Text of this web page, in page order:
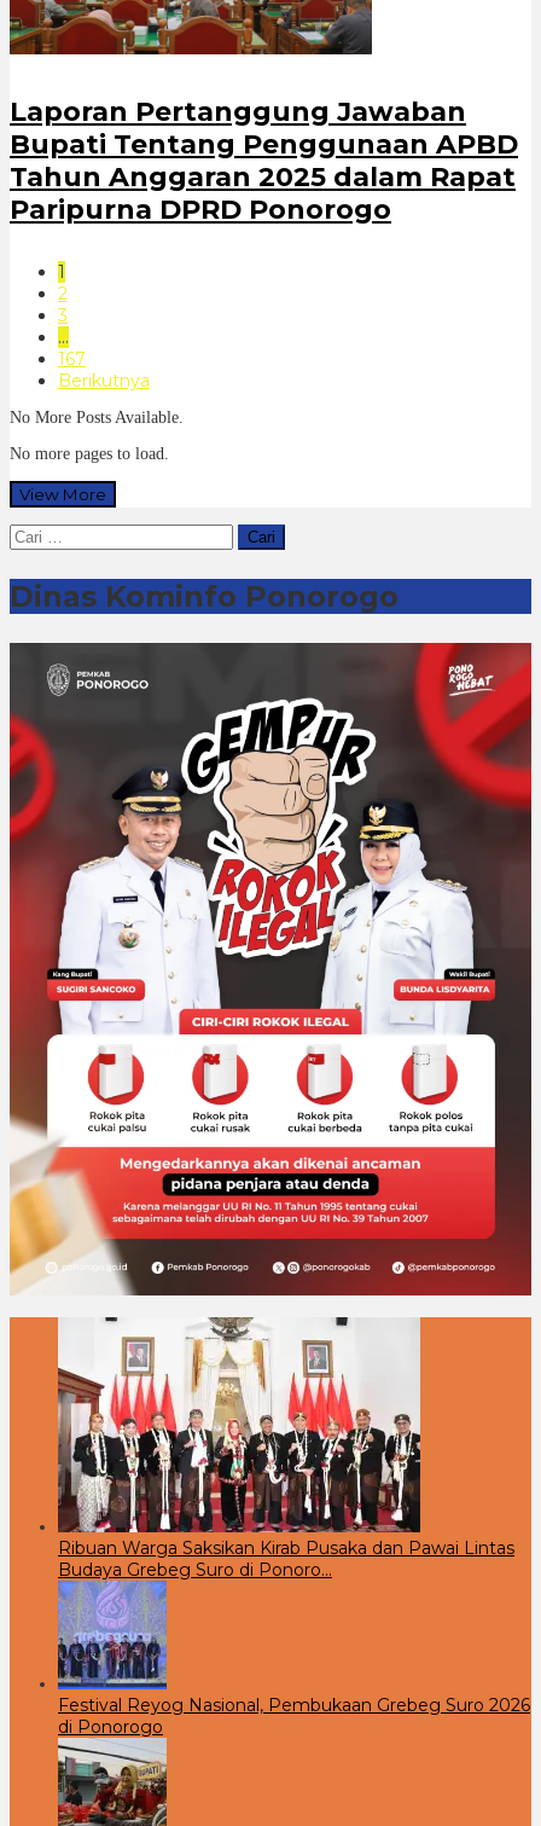
Laporan Pertanggung Jawaban
Bupati Tentang Penggunaan APBD
Tahun Anggaran 2025 dalam Rapat
Paripurna DPRD Ponorogo
1
2
3
…
167
Berikutnya
No More Posts Available.
No more pages to load.
View More
Cari
untuk:
Dinas Kominfo Ponorogo
Ribuan Warga Saksikan Kirab Pusaka dan Pawai Lintas
Budaya Grebeg Suro di Ponoro…
Festival Reyog Nasional, Pembukaan Grebeg Suro 2026
di Ponorogo